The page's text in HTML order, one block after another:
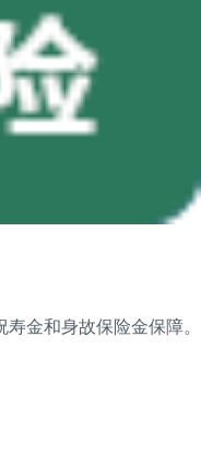
金和身故保险金保障。